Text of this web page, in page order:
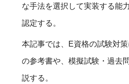
な手法を選択して実装する能
認定する。
本記事では、E資格の試験対
の参考書や、模擬試験・過去
説する。